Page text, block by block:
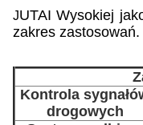
JUTAI Wysokiej
zakres zastosowań.
Kontrola
drogowych